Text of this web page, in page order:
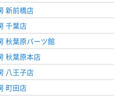
新前橋店
千葉店
秋葉原パーツ館
秋葉原本店
八王子店
町田店